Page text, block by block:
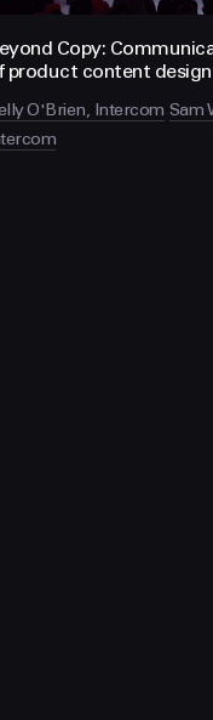
Copy:
product content design
O'Brien, Intercom Sam